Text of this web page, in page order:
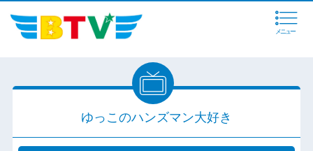
メニュー
ゆっこのハンズマン大好き